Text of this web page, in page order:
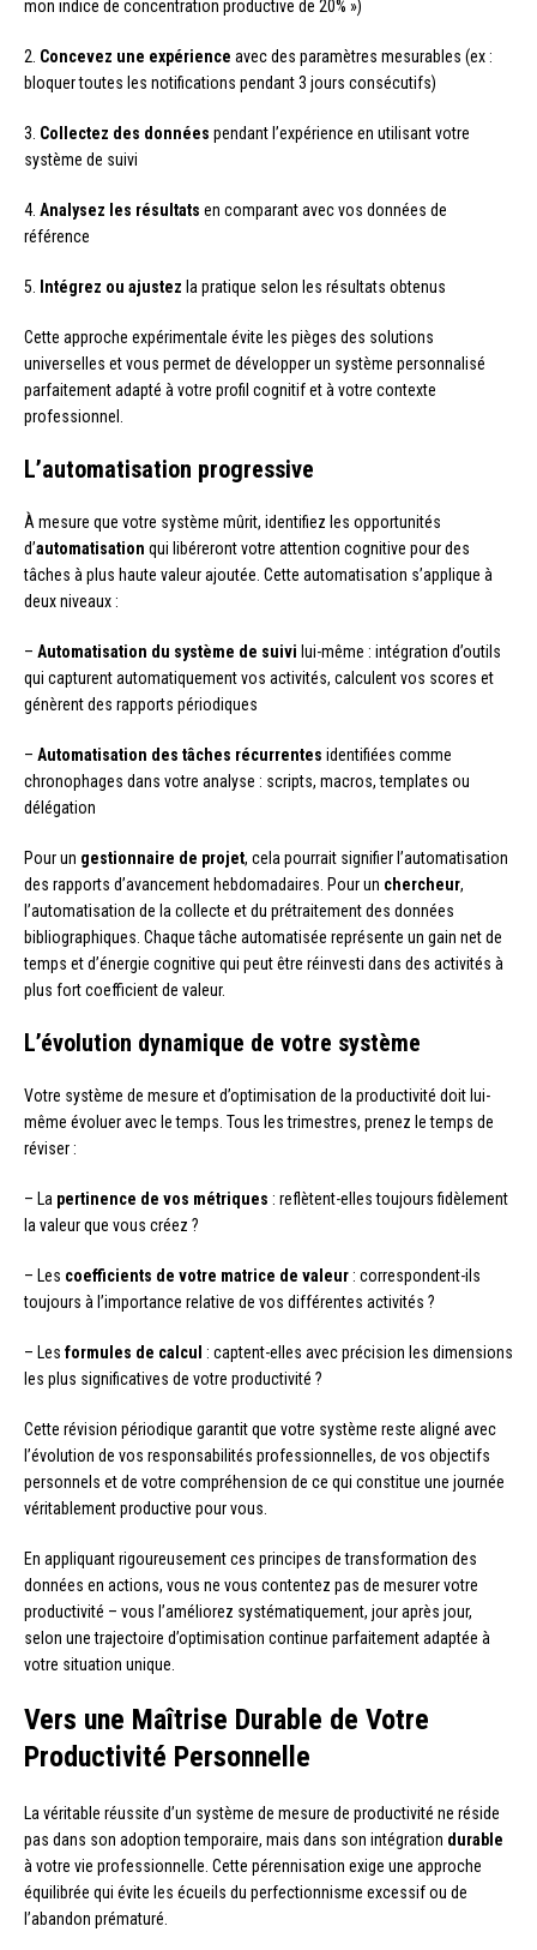
mon indice de concentration productive de 20% »)
2. Concevez une expérience avec des paramètres mesurables (ex :
bloquer toutes les notifications pendant 3 jours consécutifs)
3. Collectez des données pendant l’expérience en utilisant votre
système de suivi
4. Analysez les résultats en comparant avec vos données de
référence
5. Intégrez ou ajustez la pratique selon les résultats obtenus
Cette approche expérimentale évite les pièges des solutions
universelles et vous permet de développer un système personnalisé
parfaitement adapté à votre profil cognitif et à votre contexte
professionnel.
L’automatisation progressive
À mesure que votre système mûrit, identifiez les opportunités
d’automatisation qui libéreront votre attention cognitive pour des
tâches à plus haute valeur ajoutée. Cette automatisation s’applique à
deux niveaux :
– Automatisation du système de suivi lui-même : intégration d’outils
qui capturent automatiquement vos activités, calculent vos scores et
génèrent des rapports périodiques
– Automatisation des tâches récurrentes identifiées comme
chronophages dans votre analyse : scripts, macros, templates ou
délégation
Pour un gestionnaire de projet, cela pourrait signifier l’automatisation
des rapports d’avancement hebdomadaires. Pour un chercheur,
l’automatisation de la collecte et du prétraitement des données
bibliographiques. Chaque tâche automatisée représente un gain net de
temps et d’énergie cognitive qui peut être réinvesti dans des activités à
plus fort coefficient de valeur.
L’évolution dynamique de votre système
Votre système de mesure et d’optimisation de la productivité doit lui-
même évoluer avec le temps. Tous les trimestres, prenez le temps de
réviser :
– La pertinence de vos métriques : reflètent-elles toujours fidèlement
la valeur que vous créez ?
– Les coefficients de votre matrice de valeur : correspondent-ils
toujours à l’importance relative de vos différentes activités ?
– Les formules de calcul : captent-elles avec précision les dimensions
les plus significatives de votre productivité ?
Cette révision périodique garantit que votre système reste aligné avec
l’évolution de vos responsabilités professionnelles, de vos objectifs
personnels et de votre compréhension de ce qui constitue une journée
véritablement productive pour vous.
En appliquant rigoureusement ces principes de transformation des
données en actions, vous ne vous contentez pas de mesurer votre
productivité – vous l’améliorez systématiquement, jour après jour,
selon une trajectoire d’optimisation continue parfaitement adaptée à
votre situation unique.
Vers une Maîtrise Durable de Votre
Productivité Personnelle
La véritable réussite d’un système de mesure de productivité ne réside
pas dans son adoption temporaire, mais dans son intégration durable
à votre vie professionnelle. Cette pérennisation exige une approche
équilibrée qui évite les écueils du perfectionnisme excessif ou de
l’abandon prématuré.